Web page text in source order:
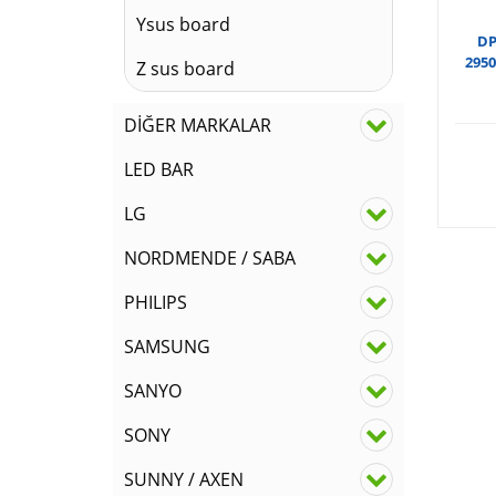
Ysus board
Z sus board
DİĞER MARKALAR
LED BAR
LG
NORDMENDE / SABA
PHILIPS
SAMSUNG
SANYO
SONY
SUNNY / AXEN